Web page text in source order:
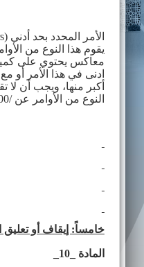
الأمر المحدد بحد أدنى (
يقوم هذا النوع من
معاكس يحتوي على
ادنى في هذا الأمر أو
أكبر منها، ويجب أن لا
النوع من الأوامر عن /50,000/ خمسون ألف ليرة سورية.
خامساً: إيقاف أو تعليق
المادة _10_